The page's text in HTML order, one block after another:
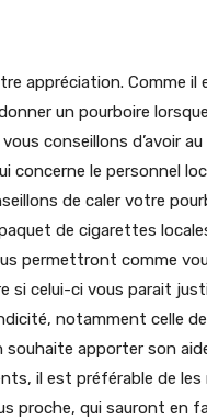
appréciation. Comme
un pourboire
conseillons d’avoir au
concerne le personnel
de caler votre
paquet de cigarettes
permettront comme
si celui-ci vous parait
notamment celle
souhaite apporter son
il est préférable de les
proche, qui sauront en